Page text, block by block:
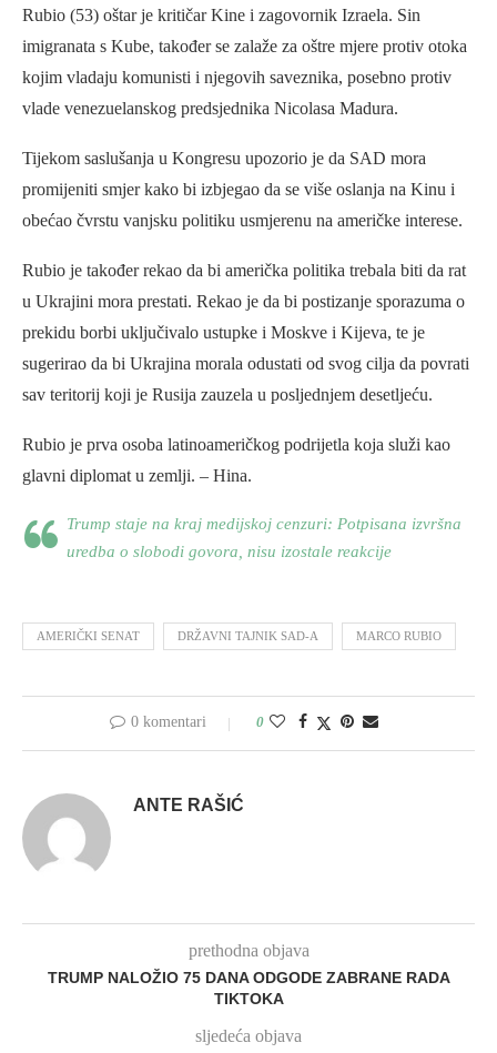
Rubio (53) oštar je kritičar Kine i zagovornik Izraela. Sin
imigranata s Kube, također se zalaže za oštre mjere protiv otoka
kojim vladaju komunisti i njegovih saveznika, posebno protiv
vlade venezuelanskog predsjednika Nicolasa Madura.
Tijekom saslušanja u Kongresu upozorio je da SAD mora
promijeniti smjer kako bi izbjegao da se više oslanja na Kinu i
obećao čvrstu vanjsku politiku usmjerenu na američke interese.
Rubio je također rekao da bi američka politika trebala biti da rat
u Ukrajini mora prestati. Rekao je da bi postizanje sporazuma o
prekidu borbi uključivalo ustupke i Moskve i Kijeva, te je
sugerirao da bi Ukrajina morala odustati od svog cilja da povrati
sav teritorij koji je Rusija zauzela u posljednjem desetljeću.
Rubio je prva osoba latinoameričkog podrijetla koja služi kao
glavni diplomat u zemlji. – Hina.
Trump staje na kraj medijskoj cenzuri: Potpisana izvršna
uredba o slobodi govora, nisu izostale reakcije
AMERIČKI SENAT DRŽAVNI TAJNIK SAD-A MARCO RUBIO
0 komentari 0
ANTE RAŠIĆ
prethodna objava
TRUMP NALOŽIO 75 DANA ODGODE ZABRANE RADA
TIKTOKA
sljedeća objava